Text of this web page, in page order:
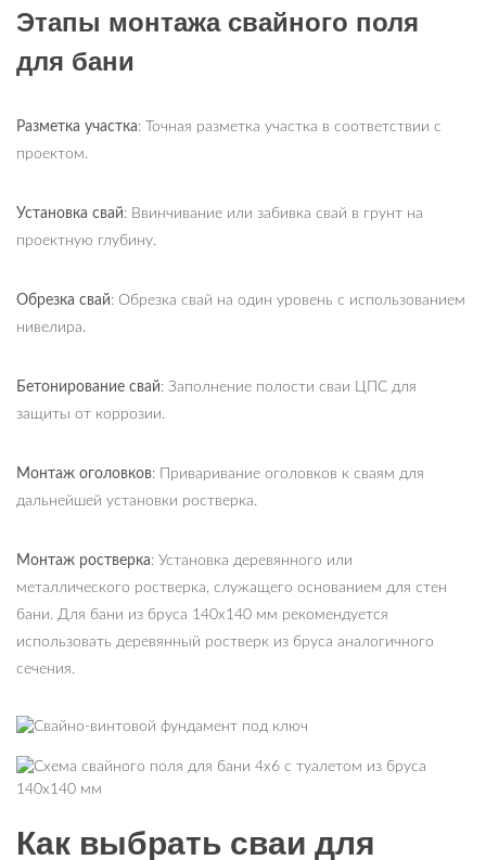
Этапы монтажа свайного поля
для бани
Разметка участка: Точная разметка участка в соответствии с
проектом.
Установка свай: Ввинчивание или забивка свай в грунт на
проектную глубину.
Обрезка свай: Обрезка свай на один уровень с использованием
нивелира.
Бетонирование свай: Заполнение полости сваи ЦПС для
защиты от коррозии.
Монтаж оголовков: Приваривание оголовков к сваям для
дальнейшей установки ростверка.
Монтаж ростверка: Установка деревянного или
металлического ростверка, служащего основанием для стен
бани. Для бани из бруса 140х140 мм рекомендуется
использовать деревянный ростверк из бруса аналогичного
сечения.
Как выбрать сваи для